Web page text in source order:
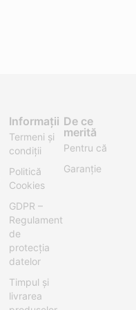
Informații
Termeni și
condiții
Politică
Cookies
GDPR –
Regulament
de
protecția
datelor
Timpul și
livrarea
De ce
merită
Pentru că
Garanție